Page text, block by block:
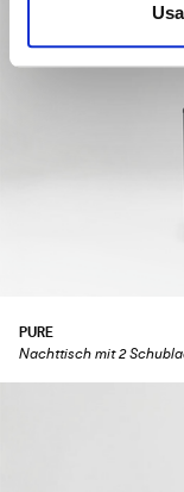
PURE
Nachttisch mit 2